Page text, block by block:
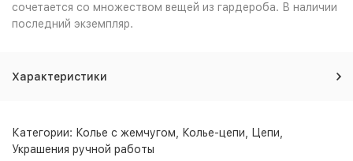
сочетается со множеством вещей из гардероба. В наличии
последний экземпляр.
Характеристики
Категории: Колье с жемчугом Колье-цепи Цепи
Украшения ручной работы